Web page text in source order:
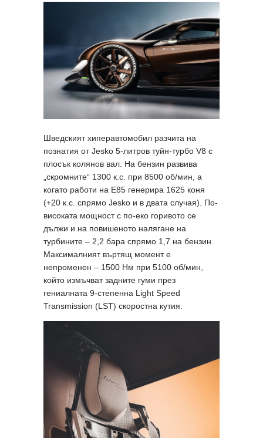
Шведският хиперавтомобил разчита на
познатия от Jesko 5-литров туйн-турбо V8 с
плосък колянов вал. На бензин развива
„скромните“ 1300 к.с. при 8500 об/мин, а
когато работи на Е85 генерира 1625 коня
(+20 к.с. спрямо Jesko и в двата случая). По-
високата мощност с по-еко горивото се
дължи и на повишеното налягане на
турбините – 2,2 бара спрямо 1,7 на бензин.
Максималният въртящ момент е
непроменен – 1500 Нм при 5100 об/мин,
който измъчват задните гуми през
гениалната 9-степенна Light Speed
Transmission (LST) скоростна кутия.